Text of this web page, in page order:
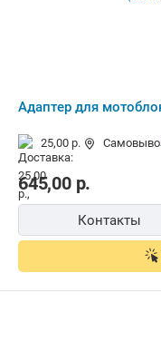
Адаптер для
25,00 р.
645,00р.
Контакты